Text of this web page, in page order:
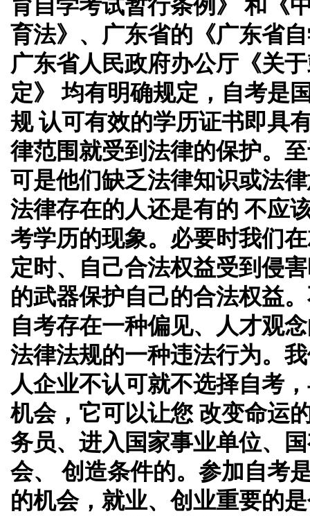
育自学考试暂行条例》 和《
育法》、广东省的《广东省
广东省人民政府办公厅《关
定》 均有明确规定，自考是
规 认可有效的学历证书即具
律范围就受到法律的保护。
可是他们缺乏法律知识或法
法律存在的人还是有的 不应
考学历的现象。必要时我们
定时、自己合法权益受到侵
的武器保护自己的合法权益
自考存在一种偏见、人才观
法律法规的一种违法行为。
人企业不认可就不选择自考
机会，它可以让您 改变命运
务员、进入国家事业单位、
会、 创造条件的。参加自考
的机会，就业、创业重要的